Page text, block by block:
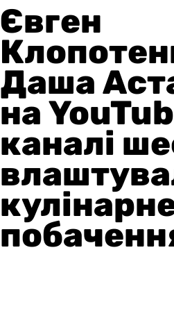
Євген
Даша
на
каналі